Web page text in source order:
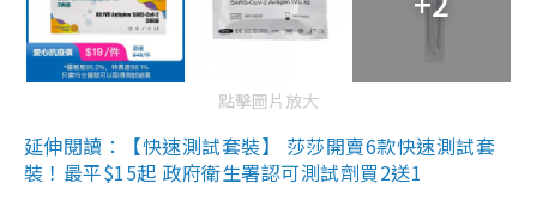
點擊圖片放大
延伸閱讀：【快速測試套裝】 莎莎開賣6款快速測試套
裝！最平$15起 政府衛生署認可測試劑買2送1